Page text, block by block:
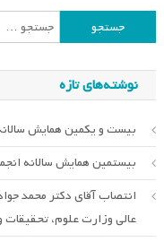
جستجو
برای:
نوشته‌های تازه
بیست و یکمین همایش
بیستمین همایش سالانه
انتصاب آقای دکتر محمد
عالی وزارت علوم، تحقیقات